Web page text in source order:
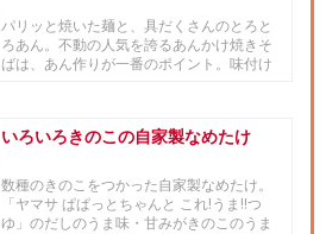
パリッと焼いた麺と、具だくさんのとろと
ろあん。不動の人気を誇るあんかけ焼きそ
ばは、あん作りが一番のポイント。味付け
いろいろきのこの自家製なめたけ
数種のきのこをつかった自家製なめたけ。
「ヤマサ ぱぱっとちゃんと これ!うま!!つ
ゆ」のだしのうま味・甘みがきのこのうま